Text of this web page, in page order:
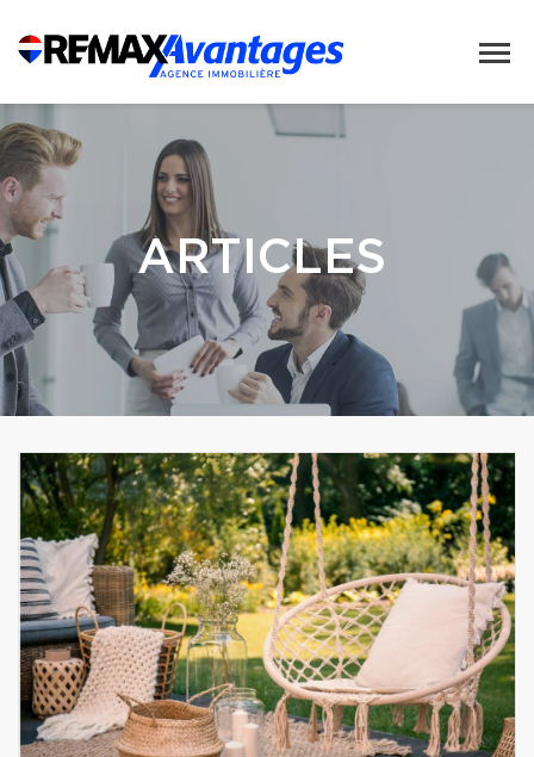
ARTICLES